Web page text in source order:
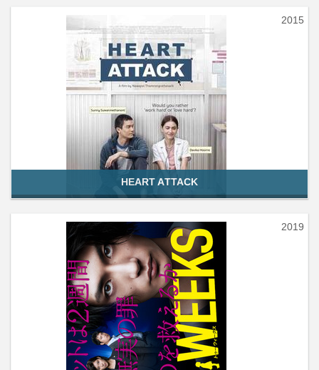
2015
HEART ATTACK
2019